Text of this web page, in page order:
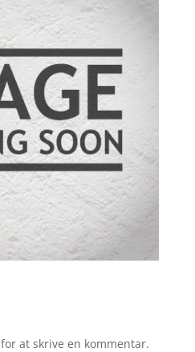
for at skrive en kommentar.